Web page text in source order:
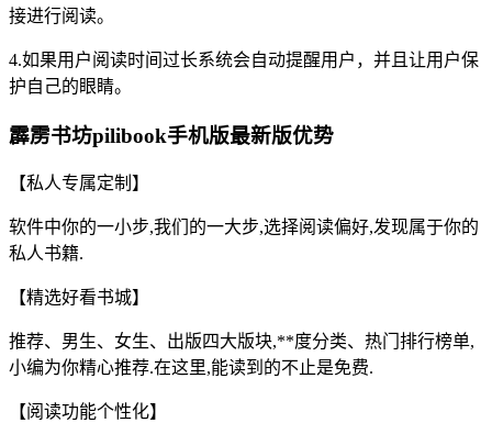
接进行阅读。
4.如果用户阅读时间过长系统会自动提醒用户，并且让用户保
护自己的眼睛。
霹雳书坊pilibook手机版最新版优势
【私人专属定制】
软件中你的一小步,我们的一大步,选择阅读偏好,发现属于你的
私人书籍.
【精选好看书城】
推荐、男生、女生、出版四大版块,**度分类、热门排行榜单,
小编为你精心推荐.在这里,能读到的不止是免费.
【阅读功能个性化】